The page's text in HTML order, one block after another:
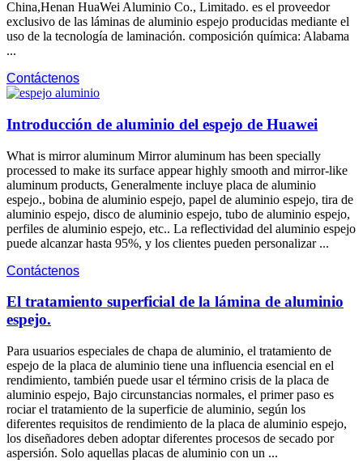
China,Henan HuaWei Aluminio Co., Limitado. es el proveedor
exclusivo de las láminas de aluminio espejo producidas mediante el
uso de la tecnología de laminación. composición química: Alabama
...
Contáctenos
Introducción de aluminio del espejo de Huawei
What is mirror aluminum Mirror aluminum has been specially
processed to make its surface appear highly smooth and mirror-like
aluminum products, Generalmente incluye placa de aluminio
espejo., bobina de aluminio espejo, papel de aluminio espejo, tira de
aluminio espejo, disco de aluminio espejo, tubo de aluminio espejo,
perfiles de aluminio espejo, etc.. La reflectividad del aluminio espejo
puede alcanzar hasta 95%, y los clientes pueden personalizar ...
Contáctenos
El tratamiento superficial de la lámina de aluminio
espejo.
Para usuarios especiales de chapa de aluminio, el tratamiento de
espejo de la placa de aluminio tiene una influencia esencial en el
rendimiento, también puede usar el término crisis de la placa de
aluminio espejo, Bajo circunstancias normales, el primer paso es
rociar el tratamiento de la superficie de aluminio, según los
diferentes requisitos de rendimiento de la placa de aluminio espejo,
los diseñadores deben adoptar diferentes procesos de secado por
aspersión. Solo aquellas placas de aluminio con un ...